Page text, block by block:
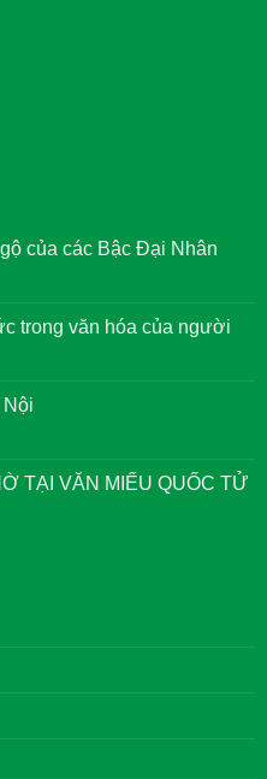
của các Bậc Đại Nhân
trong văn hóa của người
TẠI VĂN MIẾU QUỐC TỬ